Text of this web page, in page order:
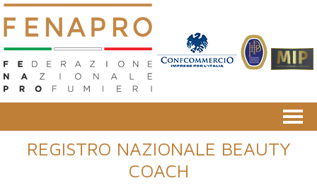
REGISTRO NAZIONALE BEAUTY
COACH